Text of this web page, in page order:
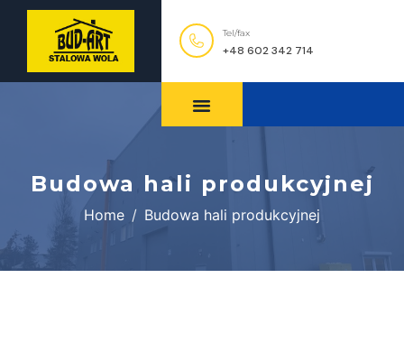
+48 602 342 714
Tel/fax
Budowa hali produkcyjnej
Home Budowa hali produkcyjnej